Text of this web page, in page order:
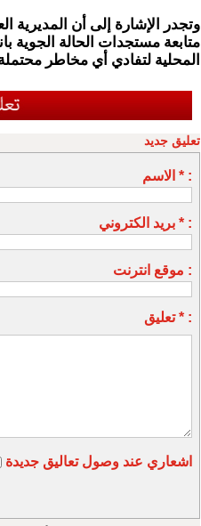
وتجدر الإشارة إلى أن المديرية
متابعة مستجدات الحالة الجوية
المحلية لتفادي أي مخاطر
تعليق جديد
الاسم * :
بريد الكتروني * :
موقع انترنت :
تعليق * :
اشعاري عند وصول تعاليق جديدة